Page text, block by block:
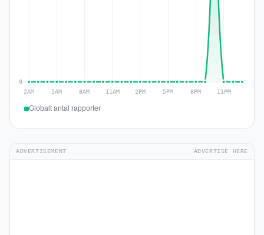
Globalt antal rapporter
ADVERTISEMENT ADVERTISE HERE